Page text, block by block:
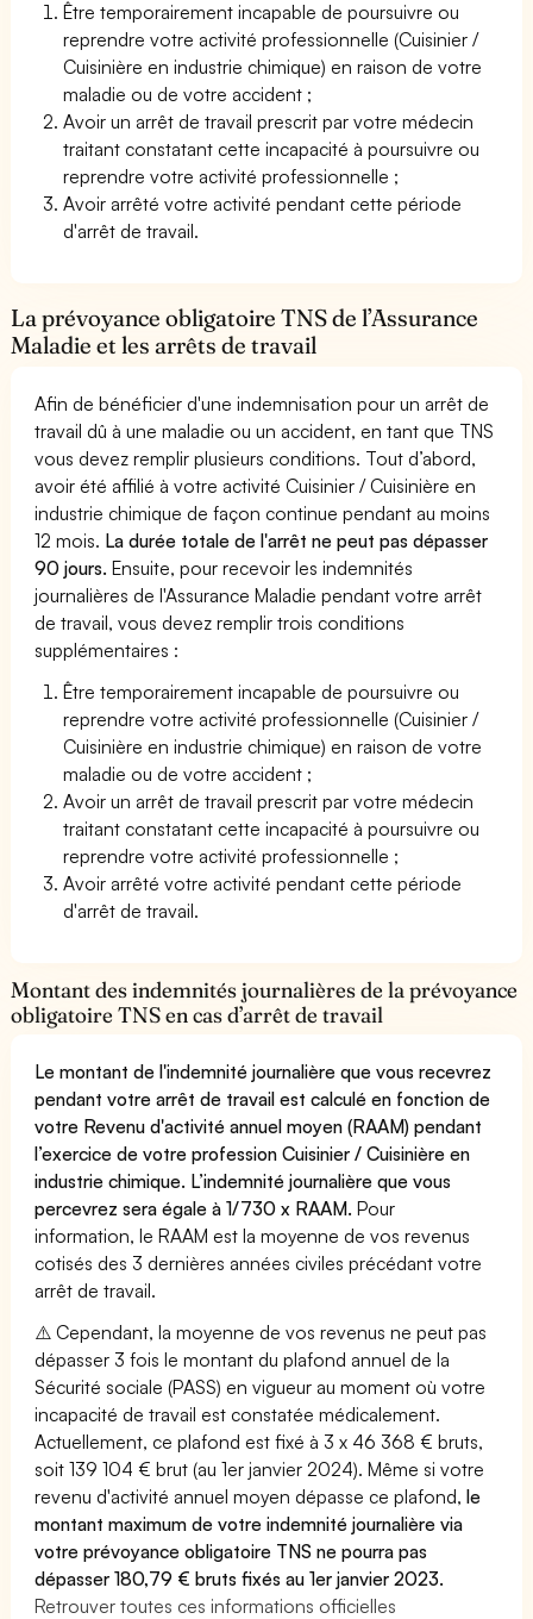
Être temporairement incapable de poursuivre ou
reprendre votre activité professionnelle (Cuisinier /
Cuisinière en industrie chimique) en raison de votre
maladie ou de votre accident ;
Avoir un arrêt de travail prescrit par votre médecin
traitant constatant cette incapacité à poursuivre ou
reprendre votre activité professionnelle ;
Avoir arrêté votre activité pendant cette période
d'arrêt de travail.
La prévoyance obligatoire TNS de l’Assurance
Maladie et les arrêts de travail
Afin de bénéficier d'une indemnisation pour un arrêt de
travail dû à une maladie ou un accident, en tant que TNS
vous devez remplir plusieurs conditions. Tout d’abord,
avoir été affilié à votre activité Cuisinier / Cuisinière en
industrie chimique de façon continue pendant au moins
12 mois. La durée totale de l'arrêt ne peut pas dépasser
90 jours. Ensuite, pour recevoir les indemnités
journalières de l'Assurance Maladie pendant votre arrêt
de travail, vous devez remplir trois conditions
supplémentaires :
Être temporairement incapable de poursuivre ou
reprendre votre activité professionnelle (Cuisinier /
Cuisinière en industrie chimique) en raison de votre
maladie ou de votre accident ;
Avoir un arrêt de travail prescrit par votre médecin
traitant constatant cette incapacité à poursuivre ou
reprendre votre activité professionnelle ;
Avoir arrêté votre activité pendant cette période
d'arrêt de travail.
Montant des indemnités journalières de la prévoyance
obligatoire TNS en cas d’arrêt de travail
Le montant de l'indemnité journalière que vous recevrez
pendant votre arrêt de travail est calculé en fonction de
votre Revenu d'activité annuel moyen (RAAM) pendant
l’exercice de votre profession Cuisinier / Cuisinière en
industrie chimique. L’indemnité journalière que vous
percevrez sera égale à 1/730 x RAAM. Pour
information, le RAAM est la moyenne de vos revenus
cotisés des 3 dernières années civiles précédant votre
arrêt de travail.
⚠️ Cependant, la moyenne de vos revenus ne peut pas
dépasser 3 fois le montant du plafond annuel de la
Sécurité sociale (PASS) en vigueur au moment où votre
incapacité de travail est constatée médicalement.
Actuellement, ce plafond est fixé à 3 x 46 368 € bruts,
soit 139 104 € brut (au 1er janvier 2024). Même si votre
revenu d'activité annuel moyen dépasse ce plafond,le
montant maximum de votre indemnité journalière via
votre prévoyance obligatoire TNS ne pourra pas
dépasser 180,79 € bruts fixés au 1er janvier 2023.
Retrouver toutes ces informations officielles